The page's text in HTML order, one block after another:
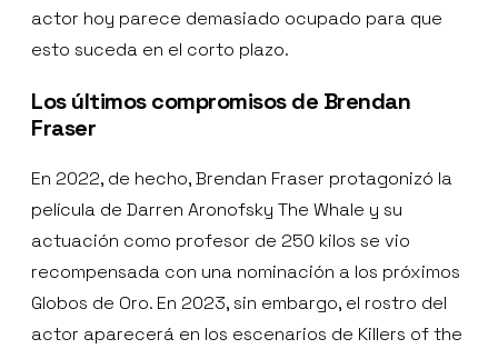
actor hoy parece demasiado ocupado para que
esto suceda en el corto plazo.
Los últimos compromisos de Brendan
Fraser
En 2022, de hecho, Brendan Fraser protagonizó la
película de Darren Aronofsky The Whale y su
actuación como profesor de 250 kilos se vio
recompensada con una nominación a los próximos
Globos de Oro. En 2023, sin embargo, el rostro del
actor aparecerá en los escenarios de Killers of the